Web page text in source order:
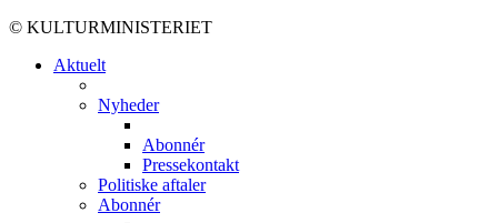
© KULTURMINISTERIET
Aktuelt
Nyheder
Abonnér
Pressekontakt
Politiske aftaler
Abonnér